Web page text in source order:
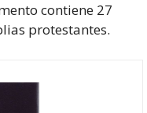
contiene 27
protestantes.